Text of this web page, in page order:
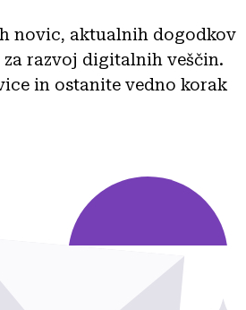
novic, aktualnih dogodkov
razvoj digitalnih veščin.
in ostanite vedno korak